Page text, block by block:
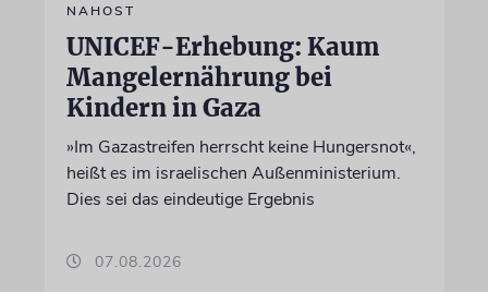
NAHOST
UNICEF-Erhebung: Kaum
Mangelernährung bei
Kindern in Gaza
»Im Gazastreifen herrscht keine Hungersnot«,
heißt es im israelischen Außenministerium.
Dies sei das eindeutige Ergebnis
07.08.2026